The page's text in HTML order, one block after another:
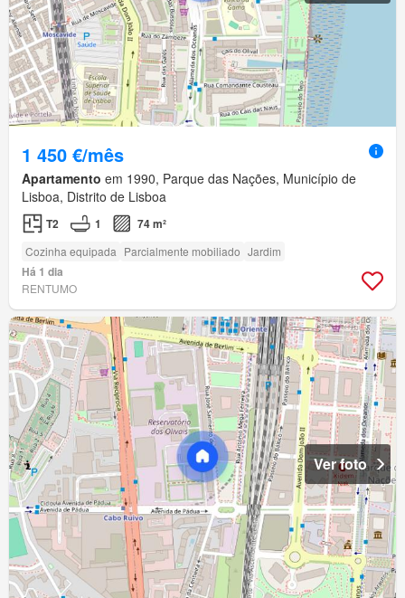
1 450 €/mês
Apartamento em 1990, Parque das Nações, Município de
Lisboa, Distrito de Lisboa
T2 1 74 m²
Cozinha equipada Parcialmente mobiliado Jardim
Há 1 dia
RENTUMO
Ver foto